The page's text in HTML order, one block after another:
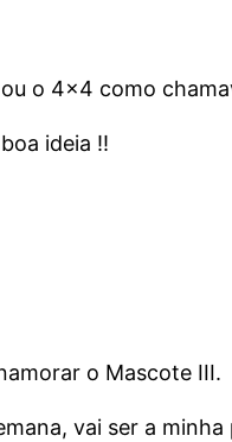
o 4×4 como
ideia !!
o Mascote III.
vai ser a